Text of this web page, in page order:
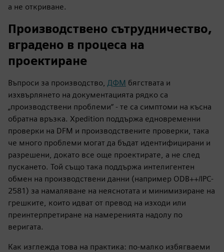
а не откриване.
Производствено сътрудничество,
вградено в процеса на
проектиране
Въпроси за производство, ДФМ бягствата и
изхвърлянето на документацията рядко са
„производствени проблеми“ - те са симптоми на късна
обратна връзка. Xpedition поддържа едновременни
проверки на DFM и производствените проверки, така
че много проблеми могат да бъдат идентифицирани и
разрешени, докато все още проектирате, а не след
пускането. Той също така поддържа интелигентен
обмен на производствени данни (например ODB++/IPC-
2581) за намаляване на неяснотата и минимизиране на
грешките, които идват от превод на изходи или
преинтерпретиране на намеренията надолу по
веригата.
Как изглежда това на практика: по-малко избягваеми